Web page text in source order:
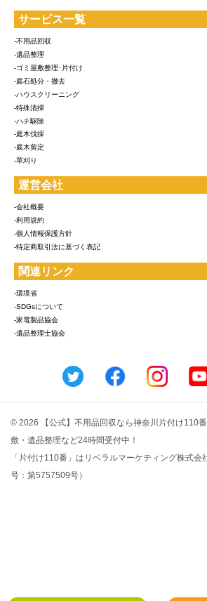
サービス一覧
-不用品回収
-遺品整理
-ゴミ屋敷整理･片付け
-庭石処分・撤去
-ハウスクリーニング
-特殊清掃
-ハチ駆除
-庭木伐採
-庭木剪定
-草刈り
運営会社
-会社概要
-利用規約
-個人情報保護方針
-特定商取引法に基づく表記
関連リンク
-環境省
-SDGsについて
-家電製品協会
-遺品整理士協会
© 2026 【公式】不用品回収なら神奈川片付け110
敷・遺品整理など24時間受付中！
「片付け110番」はリベラルマーケティング株式会
号：第5757509号）